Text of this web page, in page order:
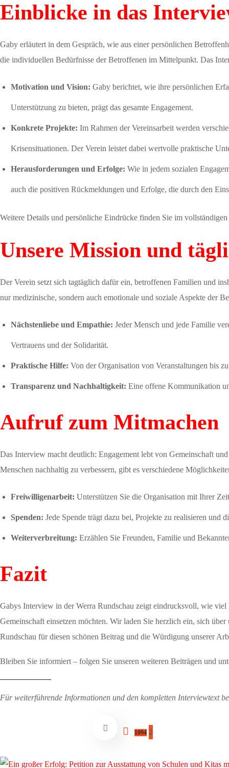
Einblicke in das
Gaby erläutert in dem Gespräch, wie aus einer persönlichen
die individuellen Bedürfnisse der Betroffenen im Mittelpunkt. Das
Motivation und Vision: Gaby berichtet, wie ihre persönlichen
Unterstützung zu bieten, prägt das gesamte Engagement.
Konkrete Projekte: Im Rahmen der Vereinsarbeit werden
Krisensituationen. Der Verein leistet dabei wertvolle praktische
Herausforderungen und Erfolge: Wie in jedem sozialen
auch die positiven Rückmeldungen und Erfolge, die durch den
Weitere Details und persönliche Eindrücke finden Sie im
Unsere Mission und
Der Verein setzt sich tagtäglich dafür ein, betroffenen Familien und
nur medizinische, sondern auch emotionale und soziale Aspekte der
Nächstenliebe und Empathie: Jeder Mensch und jede Familie
Vertrauens und der Solidarität.
Praktische Hilfe: Von der Organisation von Veranstaltungen bis
Transparenz und Nachhaltigkeit: Eine offene Kommunikation
Aufruf zum Mitmachen
Das Interview macht deutlich: Engagement lebt von Gemeinschaft
Menschen nachhaltig zu verbessern, gibt es verschiedene
Freiwilligenarbeit: Unterstützen Sie die Organisation mit Ihrer
Spenden: Jede Spende trägt dazu bei, Projekte zu realisieren und
Weiterverbreitung: Erzählen Sie Freunden, Familie und
Fazit
Gabys Interview in der Werra Rundschau zeigt eindrucksvoll, wie
Gemeinschaft einsetzen möchten. Wir laden Sie herzlich ein, sich
Rundschau für diesen schönen Beitrag und die Würdigung unserer
Bleiben Sie informiert – folgen Sie unseren weiteren Beiträgen und
Für weiterführende Informationen und den kompletten Interviewtext
1094 2